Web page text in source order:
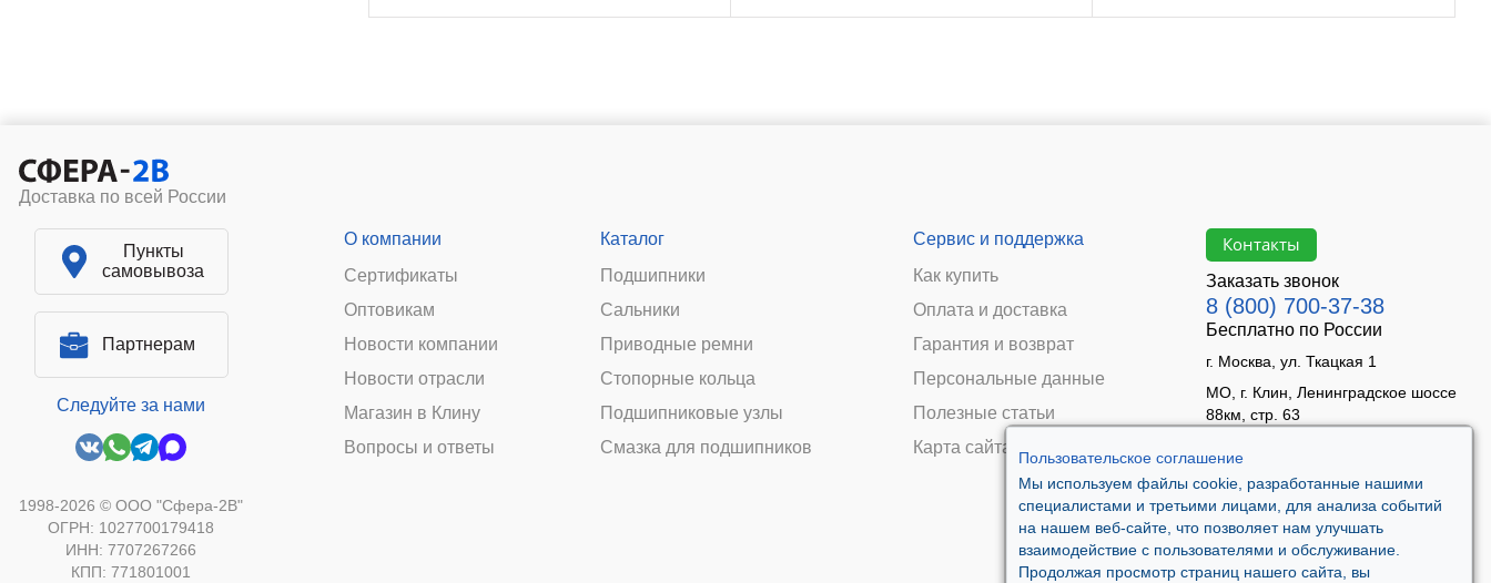
Пользовательское соглашение
Мы используем файлы cookie, разработанные нашими
специалистами и третьими лицами, для анализа событий
на нашем веб-сайте, что позволяет нам улучшать
взаимодействие с пользователями и обслуживание.
Продолжая просмотр страниц нашего сайта, вы
Доставка по всей России
Пункты
самовывоза
Партнерам
Следуйте за нами
1998-2026 © ООО "Сфера-2В"
ОГРН: 1027700179418
ИНН: 7707267266
КПП: 771801001
О компании
Сертификаты
Оптовикам
Новости компании
Новости отрасли
Магазин в Клину
Вопросы и ответы
Каталог
Подшипники
Сальники
Приводные ремни
Стопорные кольца
Подшипниковые узлы
Смазка для подшипников
Сервис и поддержка
Как купить
Оплата и доставка
Гарантия и возврат
Персональные данные
Полезные статьи
Карта сайта
Контакты
Заказать звонок
8 (800) 700-37-38
Бесплатно по России
г. Москва, ул. Ткацкая 1
МО, г. Клин, Ленинградское шоссе
88км, стр. 63
Сб 10:00 - 14:00
Вс - выходной